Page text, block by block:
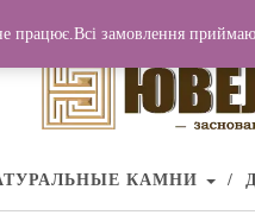
КАМНИ
працює.Всі замовлення